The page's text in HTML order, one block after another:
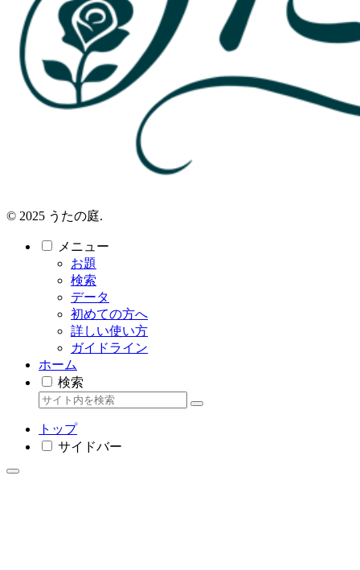
© 2025 うたの庭.
メニュー
お題
検索
データ
初めての方へ
詳しい使い方
ガイドライン
ホーム
検索
トップ
サイドバー